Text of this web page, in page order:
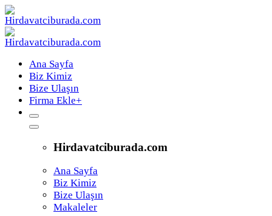
Ana Sayfa
Biz Kimiz
Bize Ulaşın
Firma Ekle+
Hirdavatciburada.com
Ana Sayfa
Biz Kimiz
Bize Ulaşın
Makaleler